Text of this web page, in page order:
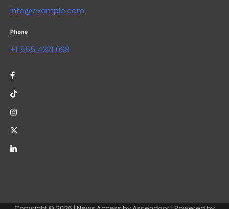
info@example.com
Phone
+1 555 4321 098